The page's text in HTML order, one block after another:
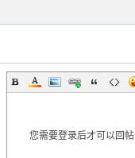
您需要登录后才可以回帖